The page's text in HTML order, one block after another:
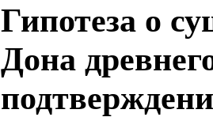
Гипотеза о
Дона